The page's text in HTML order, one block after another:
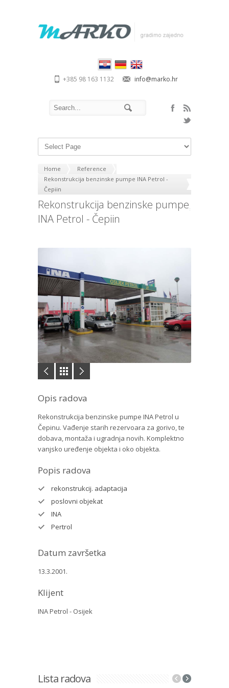
+385 98 163 1132 info@marko.hr
Home
Reference
Rekonstrukcija benzinske pumpe INA Petrol -
Čepiin
Rekonstrukcija benzinske pumpe
INA Petrol - Čepiin
Opis radova
Rekonstrukcija benzinske pumpe INA Petrol u
Čepinu. Vađenje starih rezervoara za gorivo, te
dobava, montaža i ugradnja novih. Komplektno
vanjsko uređenje objekta i oko objekta.
Popis radova
rekonstrukcij. adaptacija
poslovni objekat
INA
Pertrol
Datum završetka
13.3.2001.
Klijent
INA Petrol - Osijek
Lista radova